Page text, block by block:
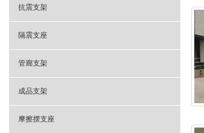
抗震支架
隔震支座
管廊支架
成品支架
摩擦摆支座